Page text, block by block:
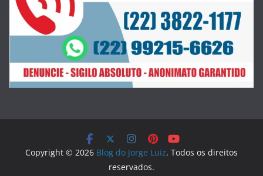
Copyright © 2026 Blog do Jorge Luiz. Todos os direitos
reservados.